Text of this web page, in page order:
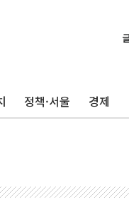
정책·서울 경제